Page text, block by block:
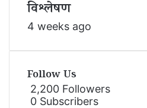
विश्लेषण
4 weeks ago
Follow Us
2,200 Followers
0 Subscribers